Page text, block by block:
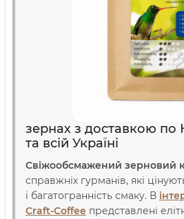
зернах з доставкою по
та всій Україні
Свіжообсмажений зерновий
справжніх гурманів, які
і багатогранність смаку. В
Craft-Coffee представлені